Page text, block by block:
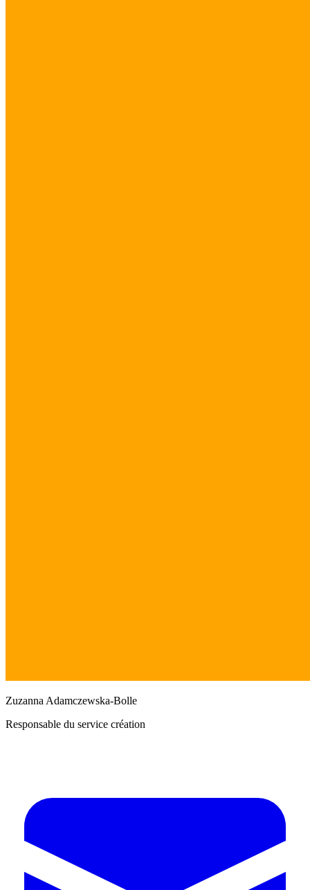
Zuzanna Adamczewska-Bolle
Responsable du service création